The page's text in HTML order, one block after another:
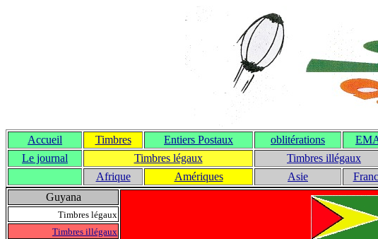
Accueil Timbres Entiers Postaux oblitérations
Le journal
Timbres légaux Timbres illégaux
Afrique
Amériques Asie
Guyana
Timbres légaux
Timbres illégaux